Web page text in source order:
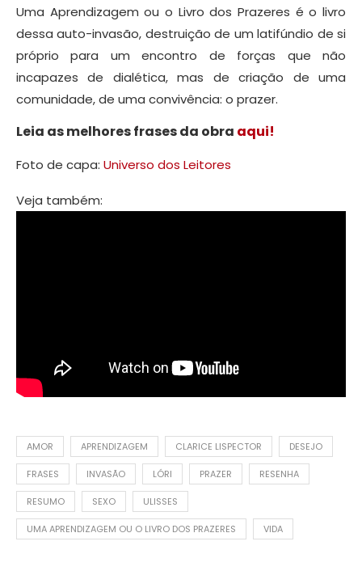
Uma Aprendizagem ou o Livro dos Prazeres é o livro
dessa auto-invasão, destruição de um latifúndio de si
próprio para um encontro de forças que não
incapazes de dialética, mas de criação de uma
comunidade, de uma convivência: o prazer.
Leia as melhores frases da obra aqui!
Foto de capa: Universo dos Leitores
Veja também:
AMOR APRENDIZAGEM CLARICE LISPECTOR DESEJO
FRASES INVASÃO LÓRI PRAZER RESENHA
RESUMO SEXO ULISSES
UMA APRENDIZAGEM OU O LIVRO DOS PRAZERES VIDA